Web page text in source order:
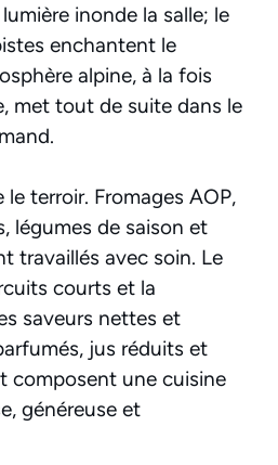
inonde la salle; le
enchantent le
alpine, à la fois
met tout de suite dans le
le terroir. Fromages AOP,
légumes de saison et
travaillés avec soin. Le
courts et la
saveurs nettes et
jus réduits et
composent une cuisine
généreuse et